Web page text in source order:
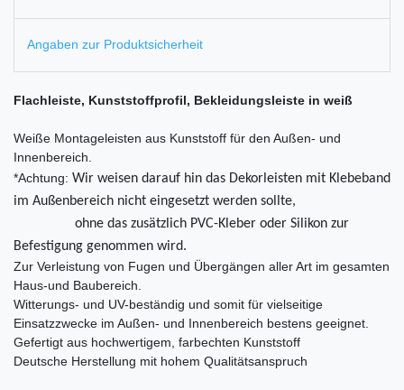
Angaben zur Produktsicherheit
Flachleiste, Kunststoffprofil, Bekleidungsleiste in weiß
Weiße Montageleisten aus Kunststoff für den Außen- und
Innenbereich.
*Achtung: Wir weisen darauf hin das Dekorleisten mit Klebeband
im Außenbereich nicht eingesetzt werden sollte,
ohne das zusätzlich PVC-Kleber oder Silikon zur
Befestigung genommen wird.
Zur Verleistung von Fugen und Übergängen aller Art im gesamten
Haus-und Baubereich.
Witterungs- und UV-beständig und somit für vielseitige
Einsatzzwecke im Außen- und Innenbereich bestens geeignet.
Gefertigt aus hochwertigem, farbechten Kunststoff
Deutsche Herstellung mit hohem Qualitätsanspruch